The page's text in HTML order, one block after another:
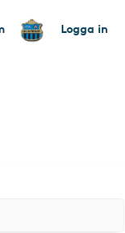
Logga in